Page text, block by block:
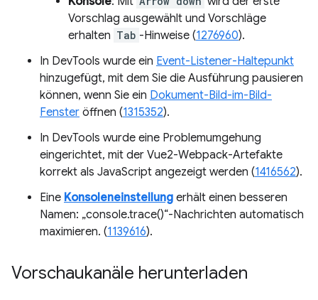
Vorschlag ausgewählt und Vorschläge
erhalten Tab -Hinweise (1276960).
In DevTools wurde ein Event-Listener-Haltepunkt
hinzugefügt, mit dem Sie die Ausführung pausieren
können, wenn Sie ein Dokument-Bild-im-Bild-
Fenster öffnen (1315352).
In DevTools wurde eine Problemumgehung
eingerichtet, mit der Vue2-Webpack-Artefakte
korrekt als JavaScript angezeigt werden (1416562).
Eine Konsoleneinstellung erhält einen besseren
Namen: „console.trace()“-Nachrichten automatisch
maximieren. (1139616).
Vorschaukanäle herunterladen